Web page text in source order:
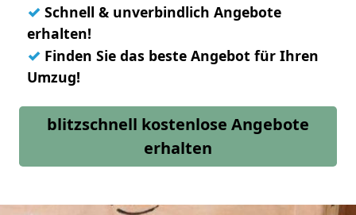
✓ Schnell & unverbindlich Angebote
erhalten!
✓ Finden Sie das beste Angebot für Ihren
Umzug!
blitzschnell kostenlose Angebote
erhalten